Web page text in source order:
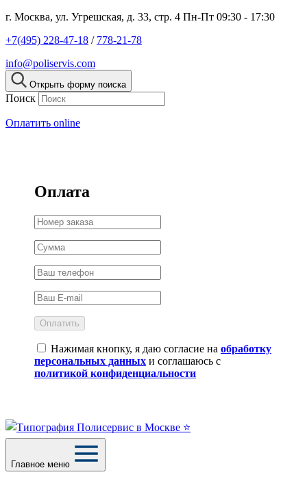
г. Москва, ул. Угрешская, д. 33, стр. 4 Пн-Пт 09:30 - 17:30
+7(495) 228-47-18 / 778-21-78
info@poliservis.com
Открыть форму поиска
Поиск
Оплатить online
Оплата
Оплатить
Нажимая кнопку, я даю согласие на обработку
персональных данных и соглашаюсь с
политикой конфиденциальности
Главное меню